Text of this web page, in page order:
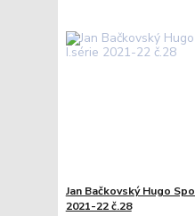
Jan Bačkovský Hugo
2021-22 č.28